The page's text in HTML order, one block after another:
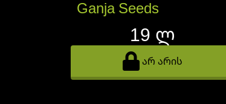
Ganja Seeds
19 ლ
არ არის